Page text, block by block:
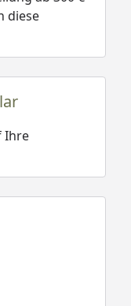
diese
Ihre